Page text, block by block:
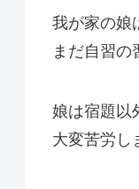
我が家の娘
まだ自習の
娘は宿題以
大変苦労し